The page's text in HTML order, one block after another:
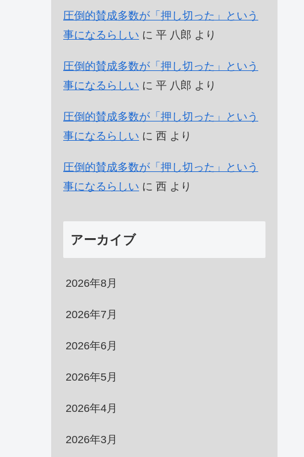
圧倒的賛成多数が「押し切った」という
事になるらしい に 平 八郎 より
圧倒的賛成多数が「押し切った」という
事になるらしい に 平 八郎 より
圧倒的賛成多数が「押し切った」という
事になるらしい に 西 より
圧倒的賛成多数が「押し切った」という
事になるらしい に 西 より
アーカイブ
2026年8月
2026年7月
2026年6月
2026年5月
2026年4月
2026年3月